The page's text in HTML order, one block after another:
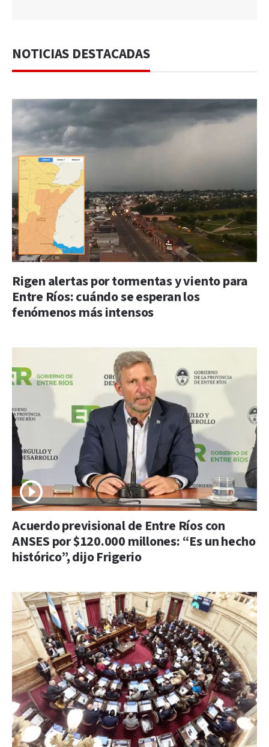
NOTICIAS DESTACADAS
Rigen alertas por tormentas y viento para
Entre Ríos: cuándo se esperan los
fenómenos más intensos
Acuerdo previsional de Entre Ríos con
ANSES por $120.000 millones: “Es un hecho
histórico”, dijo Frigerio